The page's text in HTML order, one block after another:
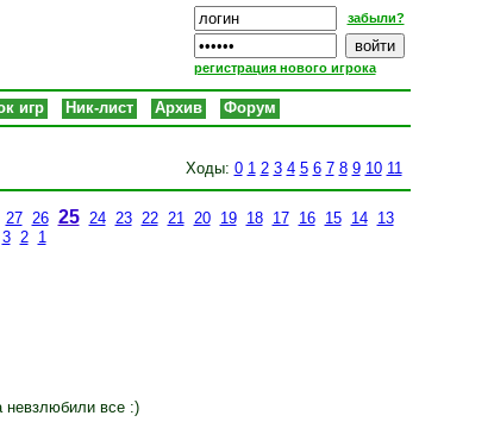
забыли?
регистрация нового игрока
игр Ник-лист Архив Форум
Ходы: 0 1 2 3 4 5 6 7 8 9 10 11
27 26 25 24 23 22 21 20 19 18 17 16 15 14
13
3 2 1
невзлюбили все :)